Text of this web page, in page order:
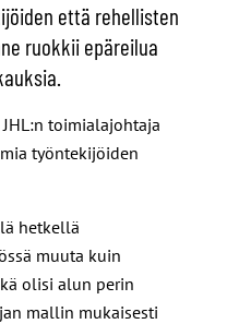
että rehellisten
ruokkii epäreilua
toimialajohtaja
työntekijöiden
hetkellä
muuta kuin
olisi alun perin
mallin mukaisesti